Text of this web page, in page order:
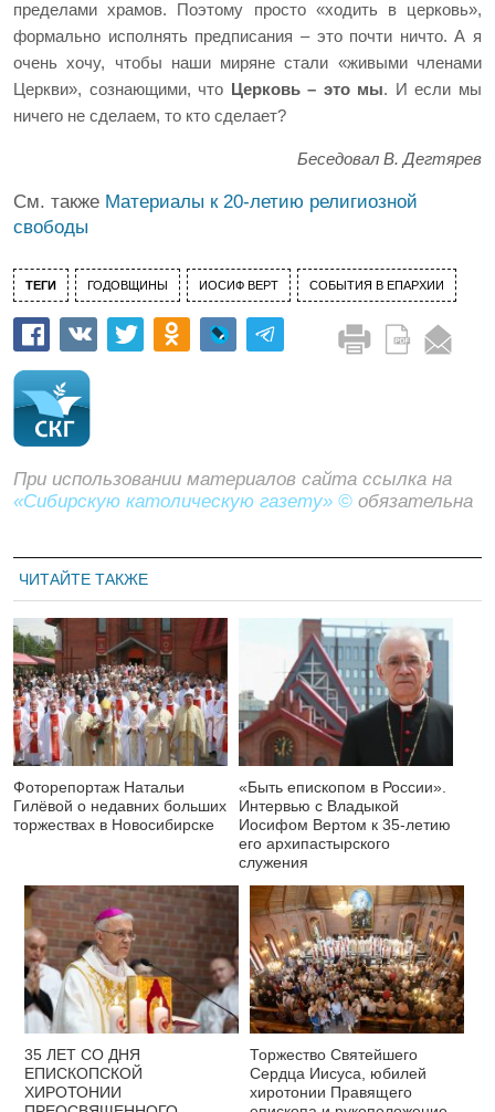
пределами храмов. Поэтому просто «ходить в церковь»,
формально исполнять предписания – это почти ничто. А я
очень хочу, чтобы наши миряне стали «живыми членами
Церкви», сознающими, что
Церковь – это мы. И если мы
ничего не сделаем, то кто сделает?
Беседовал В. Дегтярев
См. также Материалы к 20-летию религиозной
свободы
ТЕГИ ГОДОВЩИНЫ ИОСИФ ВЕРТ СОБЫТИЯ В ЕПАРХИИ
При использовании материалов сайта ссылка на
«Сибирскую католическую газету» © обязательна
ЧИТАЙТЕ ТАКЖЕ
Фоторепортаж Натальи
Гилёвой о недавних больших
торжествах в Новосибирске
«Быть епископом в России».
Интервью с Владыкой
Иосифом Вертом к 35-летию
его архипастырского
служения
35 ЛЕТ СО ДНЯ
ЕПИСКОПСКОЙ
ХИРОТОНИИ
Торжество Святейшего
Сердца Иисуса, юбилей
хиротонии Правящего